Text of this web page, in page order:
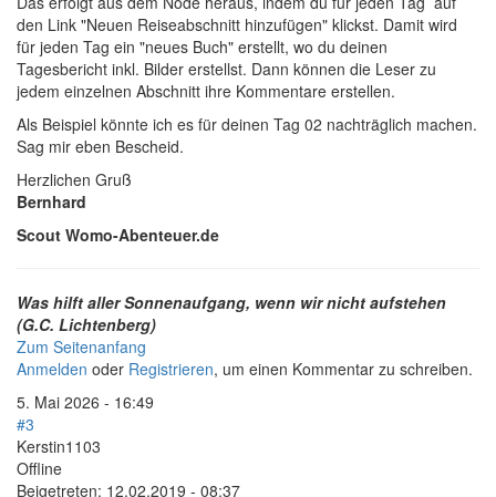
den Link "Neuen Reiseabschnitt hinzufügen" klickst. Damit wird
für jeden Tag ein "neues Buch" erstellt, wo du deinen
Tagesbericht inkl. Bilder erstellst. Dann können die Leser zu
jedem einzelnen Abschnitt ihre Kommentare erstellen.
Als Beispiel könnte ich es für deinen Tag 02 nachträglich machen.
Sag mir eben Bescheid.
Herzlichen Gruß
Bernhard
Scout Womo-Abenteuer.de
Was hilft aller Sonnenaufgang, wenn wir nicht aufstehen
(G.C. Lichtenberg)
Zum Seitenanfang
Anmelden oder Registrieren, um einen Kommentar zu schreiben.
5. Mai 2026 - 16:49
#3
Kerstin1103
Offline
Beigetreten: 12.02.2019 - 08:37